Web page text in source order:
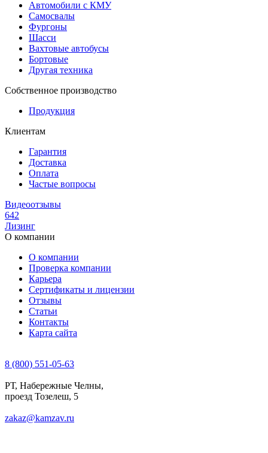
Автомобили с КМУ
Самосвалы
Фургоны
Шасси
Вахтовые автобусы
Бортовые
Другая техника
Собственное производство
Продукция
Клиентам
Гарантия
Доставка
Оплата
Частые вопросы
Видеоотзывы
642
Лизинг
О компании
О компании
Проверка компании
Карьера
Сертификаты и лицензии
Отзывы
Статьи
Контакты
Карта сайта
8 (800) 551-05-63
РТ, Набережные Челны,
проезд Тозелеш, 5
zakaz@kamzav.ru